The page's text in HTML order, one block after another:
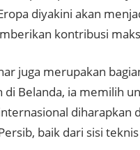
diyakini akan
kontribusi
juga merupakan
Belanda, ia memilih
diharapkan
baik dari sisi